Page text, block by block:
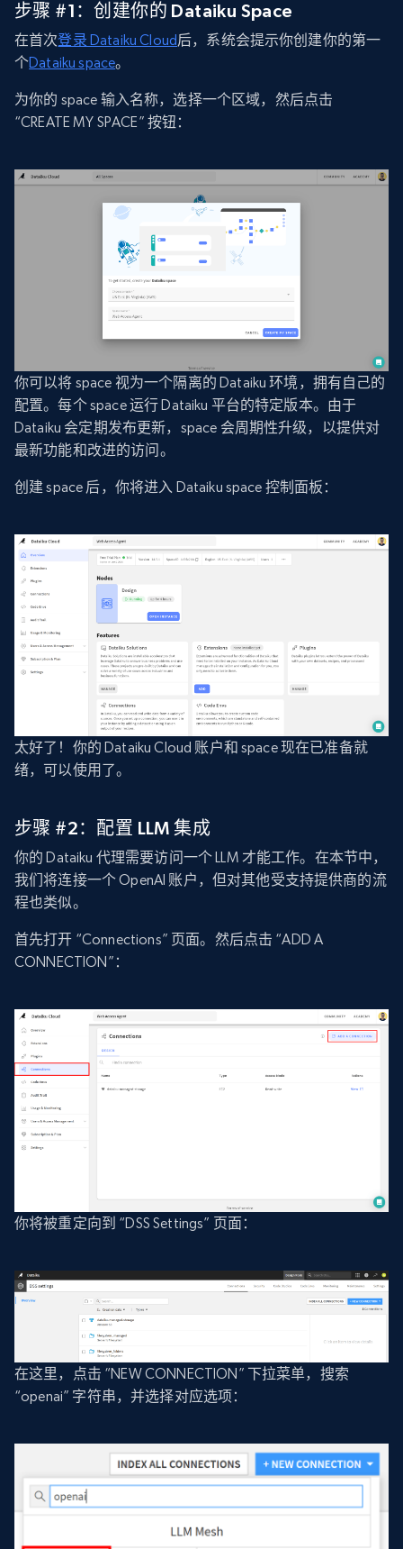
步骤 #1：创建你的 Dataiku Space
在首次登录 Dataiku Cloud后，系统会提示你创建你的第一
个Dataiku space。
为你的 space 输入名称，选择一个区域，然后点击
“CREATE MY SPACE” 按钮：
你可以将 space 视为一个隔离的 Dataiku 环境，拥有自己的
配置。每个 space 运行 Dataiku 平台的特定版本。由于
Dataiku 会定期发布更新，space 会周期性升级，以提供对
最新功能和改进的访问。
创建 space 后，你将进入 Dataiku space 控制面板：
太好了！你的 Dataiku Cloud 账户和 space 现在已准备就
绪，可以使用了。
步骤 #2：配置 LLM 集成
你的 Dataiku 代理需要访问一个 LLM 才能工作。在本节中，
我们将连接一个 OpenAI 账户，但对其他受支持提供商的流
程也类似。
首先打开 “Connections” 页面。然后点击 “ADD A
CONNECTION”：
你将被重定向到 “DSS Settings” 页面：
在这里，点击 “NEW CONNECTION” 下拉菜单，搜索
“openai” 字符串，并选择对应选项：